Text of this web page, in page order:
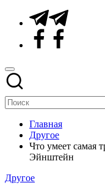
Telegram
Facebook
Главная
Другое
Что умеет самая
Эйнштейн
Опубликовано
Другое